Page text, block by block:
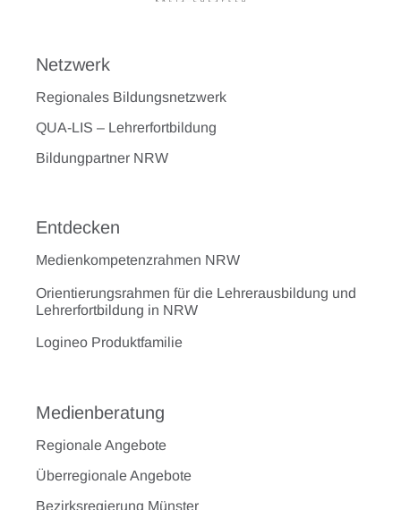
Netzwerk
Regionales Bildungsnetzwerk
QUA-LIS – Lehrerfortbildung
Bildungpartner NRW
Entdecken
Medienkompetenzrahmen NRW
Orientierungsrahmen für die Lehrerausbildung und
Lehrerfortbildung in NRW
Logineo Produktfamilie
Medienberatung
Regionale Angebote
Überregionale Angebote
Bezirksregierung Münster